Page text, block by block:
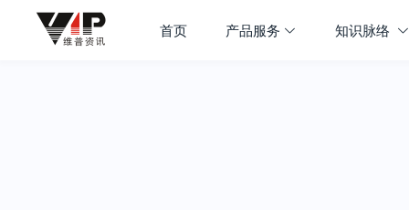
首页 产品服务 知识脉络